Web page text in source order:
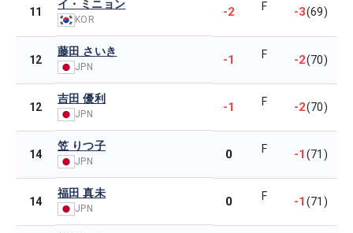
11
イ・ミニョン
KOR
-2 F -3(69)
12
藤田 さいき
JPN -1 F -2(70)
12
吉田 優利
JPN -1 F -2(70)
14
笠 りつ子
JPN 0 F -1(71)
14
福田 真未
JPN 0 F -1(71)